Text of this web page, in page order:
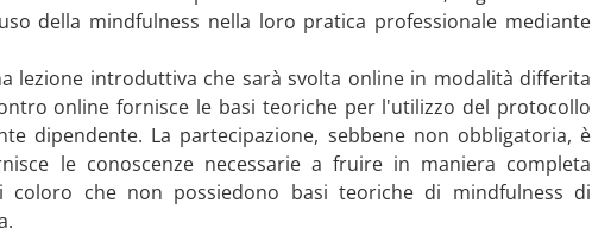
della mindfulness nella loro pratica professionale mediante
lezione introduttiva che sarà svolta online in modalità differita
online fornisce le basi teoriche per l'utilizzo del protocollo
dipendente. La partecipazione, sebbene non obbligatoria, è
le conoscenze necessarie a fruire in maniera completa
coloro che non possiedono basi teoriche di mindfulness di